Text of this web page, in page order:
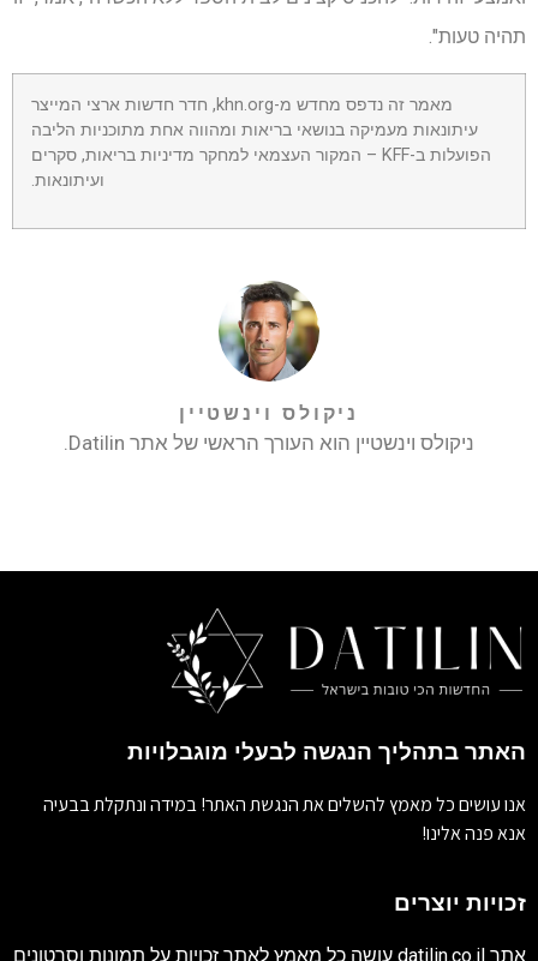
תהיה טעות".
מאמר זה נדפס מחדש מ-khn.org, חדר חדשות ארצי המייצר
עיתונאות מעמיקה בנושאי בריאות ומהווה אחת מתוכניות הליבה
הפועלות ב-KFF – המקור העצמאי למחקר מדיניות בריאות, סקרים
ועיתונאות.
ניקולס וינשטיין
ניקולס וינשטיין הוא העורך הראשי של אתר Datilin.
האתר בתהליך הנגשה לבעלי מוגבלויות
אנו עושים כל מאמץ להשלים את הנגשת האתר! במידה ונתקלת בבעיה
אנא פנה אלינו!
זכויות יוצרים
אתר datilin.co.il עושה כל מאמץ לאתר זכויות על תמונות וסרטונים